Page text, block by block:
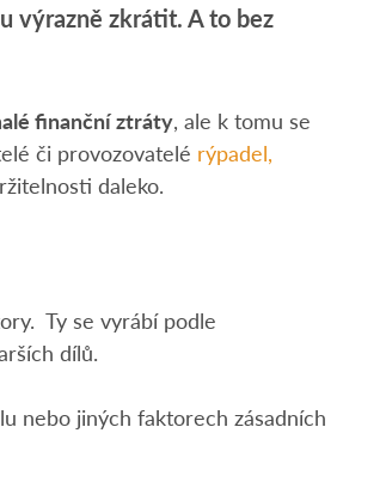
výrazně zkrátit. A to bez
finanční ztráty, ale k tomu se
či provozovatelé rýpadel,
daleko.
Ty se vyrábí podle
dílů.
nebo jiných faktorech zásadních